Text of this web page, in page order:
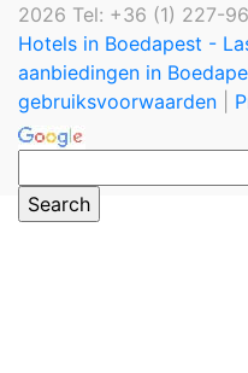
2026 Tel: +36 (1) 227-
Hotels in Boedapest -
aanbiedingen in
gebruiksvoorwaarden